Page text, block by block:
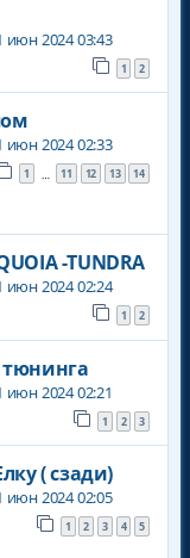
июн 2024 03:43
1 2
июн 2024 02:33
1 … 11 12 13 14
-TUNDRA
июн 2024 02:24
1 2
тюнинга
июн 2024 02:21
1 2 3
( сзади)
июн 2024 02:05
1 2 3 4 5